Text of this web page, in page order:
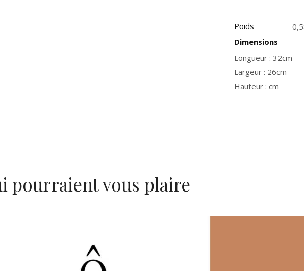
Poids
Dimensions
Longueur : 32cm
Largeur : 26cm
Hauteur : cm
pourraient vous plaire